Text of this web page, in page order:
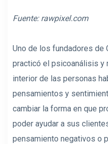
Fuente: rawpixel.com
Uno de los fundadores de
practicó el psicoanálisis y
interior de las personas
pensamientos y
cambiar la forma en que
poder ayudar a sus
pensamiento negativos o